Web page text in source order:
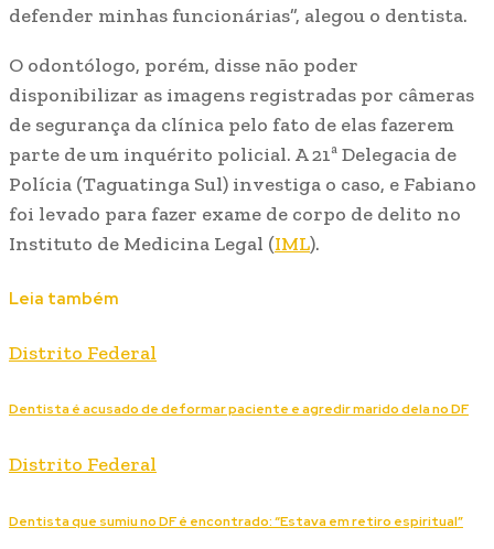
defender minhas funcionárias”, alegou o dentista.
O odontólogo, porém, disse não poder
disponibilizar as imagens registradas por câmeras
de segurança da clínica pelo fato de elas fazerem
parte de um inquérito policial. A 21ª Delegacia de
Polícia (Taguatinga Sul) investiga o caso, e Fabiano
foi levado para fazer exame de corpo de delito no
Instituto de Medicina Legal (IML).
Leia também
Distrito Federal
Dentista é acusado de deformar paciente e agredir marido dela no DF
Distrito Federal
Dentista que sumiu no DF é encontrado: “Estava em retiro espiritual”